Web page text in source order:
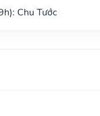
Chu Tước